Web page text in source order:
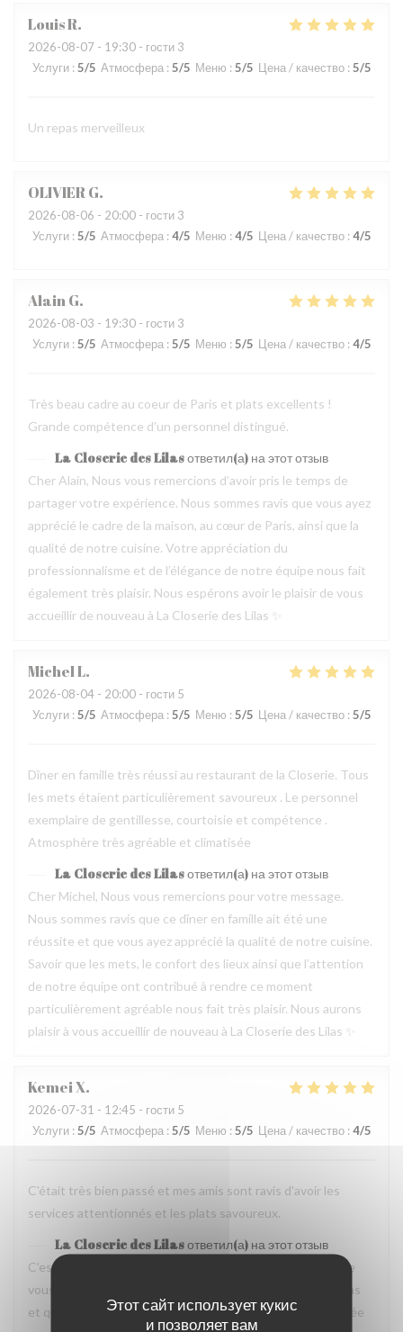
Этот сайт использует кукис
и позволяет вам
LouisR
2026-08-07 - 19:30 - гости 3
Услуги : 5/5 Атмосфера : 5/5 Меню : 5/5 Цена / качество : 5/5
Un repas merveilleux
OLIVIERG
2026-08-06 - 20:00 - гости 3
Услуги : 5/5 Атмосфера : 4/5 Меню : 4/5 Цена / качество : 4/5
AlainG
2026-08-03 - 19:30 - гости 3
Услуги : 5/5 Атмосфера : 5/5 Меню : 5/5 Цена / качество : 4/5
Très beau cadre au coeur de Paris et plats excellents !
Grande compétence d'un personnel distingué.
La Closerie des Lilasответил(а) на этот отзыв
Cher Alain, Nous vous remercions d’avoir pris le temps de
partager votre expérience. Nous sommes ravis que vous ayez
apprécié le cadre de la maison, au cœur de Paris, ainsi que la
qualité de notre cuisine. Votre appréciation du
professionnalisme et de l’élégance de notre équipe nous fait
également très plaisir. Nous espérons avoir le plaisir de vous
accueillir de nouveau à La Closerie des Lilas ✨
MichelL
2026-08-04 - 20:00 - гости 5
Услуги : 5/5 Атмосфера : 5/5 Меню : 5/5 Цена / качество : 5/5
Dîner en famille très réussi au restaurant de la Closerie. Tous
les mets étaient particulièrement savoureux . Le personnel
exemplaire de gentillesse, courtoisie et compétence .
Atmosphère très agréable et climatisée
La Closerie des Lilasответил(а) на этот отзыв
Cher Michel, Nous vous remercions pour votre message.
Nous sommes ravis que ce dîner en famille ait été une
réussite et que vous ayez apprécié la qualité de notre cuisine.
Savoir que les mets, le confort des lieux ainsi que l’attention
de notre équipe ont contribué à rendre ce moment
particulièrement agréable nous fait très plaisir. Nous aurons
plaisir à vous accueillir de nouveau à La Closerie des Lilas ✨
KemeiX
2026-07-31 - 12:45 - гости 5
Услуги : 5/5 Атмосфера : 5/5 Меню :5/5 Цена / качество : 4/5
C'était très bien passé et mes amis sont ravis d'avoir les
services attentionnés et les plats savoureux.
La Closerie des Lilasответил(а) на этот отзыв
C’est un plaisir de lire votre retour. Nous sommes ravis que
vous ayez passé un agréable moment à La Closerie des Lilas
et que vos amis aient également apprécié l’attention portée